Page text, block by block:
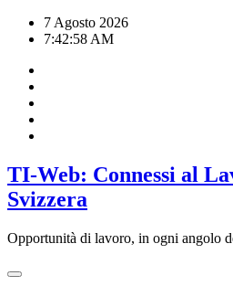
7 Agosto 2026
7:42:59 AM
TI-Web: Connessi al
Svizzera
Opportunità di lavoro, in ogni angolo